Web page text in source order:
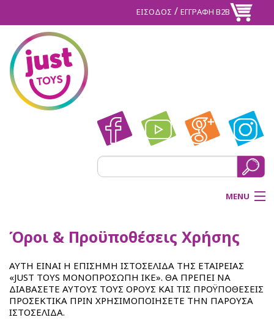
ΕΙΣΟΔΟΣ / ΕΓΓΡΑΦΗ Β2Β
MENU
ΑΡΧΙΚΗ
Προϊοντα
Make
BACK
ΧΡΩΜΟΣΕΛΙΔΕΣ
ΕΤΑΙΡΕΙΑ
Όροι & Προϋποθέσεις Χρήσης
ΑΥΤΗ ΕΙΝΑΙ Η ΕΠΙΣΗΜΗ ΙΣΤΟΣΕΛΙΔΑ ΤΗΣ ΕΤΑΙΡΕΙΑΣ
«JUST TOYS ΜΟΝΟΠΡΟΣΩΠΗ ΙΚΕ». ΘΑ ΠΡΕΠΕΙ ΝΑ
ΔΙΑΒΑΣΕΤΕ ΑΥΤΟΥΣ ΤΟΥΣ ΟΡΟΥΣ ΚΑΙ ΤΙΣ ΠΡΟΫΠΟΘΕΣΕΙΣ
ΠΡΟΣΕΚΤΙΚΑ ΠΡΙΝ ΧΡΗΣΙΜΟΠΟΙΗΣΕΤΕ ΤΗΝ ΠΑΡΟΥΣΑ
ΙΣΤΟΣΕΛΙΔΑ.